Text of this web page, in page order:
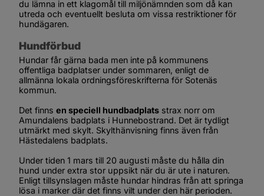
du lämna in ett klagomål till miljönämnden som då kan
utreda och eventuellt besluta om vissa restriktioner för
hundägaren.
Hundförbud
Hundar får gärna bada men inte på kommunens
offentliga badplatser under sommaren, enligt de
allmänna lokala ordningsföreskrifterna för Sotenäs
kommun.
Det finns en speciell hundbadplats strax norr om
Amundalens badplats i Hunnebostrand. Det är tydligt
utmärkt med skylt. Skylthänvisning finns även från
Hästedalens badplats.
Under tiden 1 mars till 20 augusti måste du hålla din
hund under extra stor uppsikt när du är ute i naturen.
Enligt tillsynslagen måste hundar hindras från att springa
lösa i marker där det finns vilt under den här perioden.